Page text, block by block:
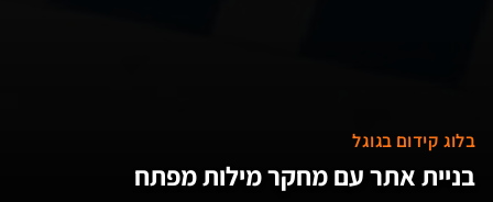
בלוג קידום בגוגל
בניית אתר עם מחקר מילות מפתח